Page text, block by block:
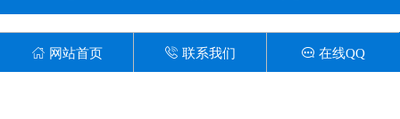
 网站首页  联系我们  在线QQ